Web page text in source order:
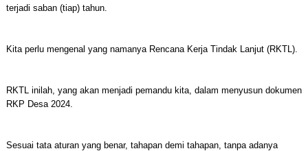
terjadi saban (tiap) tahun.
Kita perlu mengenal yang namanya Rencana Kerja Tindak Lanjut (RKTL).
RKTL inilah, yang akan menjadi pemandu kita, dalam menyusun dokumen
RKP Desa 2024.
Sesuai tata aturan yang benar, tahapan demi tahapan, tanpa adanya